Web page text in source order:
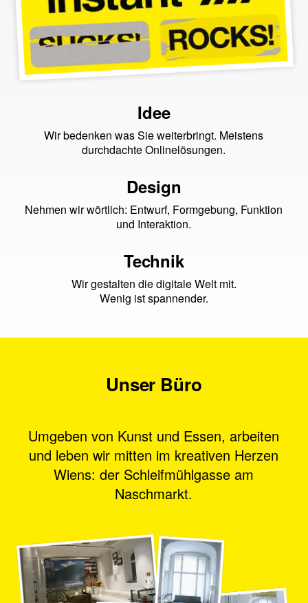
Idee
Wir bedenken was Sie weiterbringt. Meistens
durchdachte Onlinelösungen.
Design
Nehmen wir wörtlich: Entwurf, Formgebung, Funktion
und Interaktion.
Technik
Wir gestalten die digitale Welt mit.
Wenig ist spannender.
Unser Büro
Umgeben von Kunst und Essen, arbeiten
und leben wir mitten im kreativen Herzen
Wiens: der Schleifmühlgasse am
Naschmarkt.